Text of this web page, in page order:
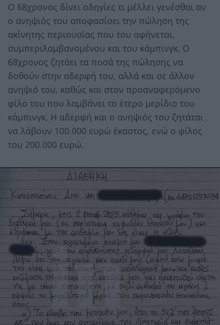
Ο 68χρονος δίνει οδηγίες τι μέλλει γενέσθαι αν
ο ανηψιός του αποφασίσει την πώληση της
ακίνητης περιουσίας που του αφήνεται,
συμπεριλαμβανομένου και του κάμπινγκ. Ο
68χρονος ζητάει τα ποσά της πώλησης να
δοθούν στην αδερφή του, αλλά και σε άλλον
ανηψιό του, καθώς και στον προαναφερόμενο
φίλο του που λαμβάνει το έτερο μερίδιο του
κάμπινγκ. Η αδερφή και ο ανηψιός του ζητάται
να λάβουν 100.000 ευρώ έκαστος, ενώ ο φίλος
του 200.000 ευρώ.